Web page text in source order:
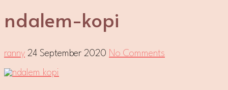
ndalem-kopi
ranny 24 September 2020 No Comments